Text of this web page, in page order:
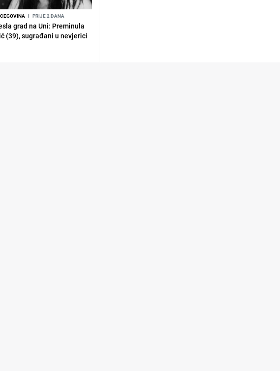
I PRIJE 2 DANA
grad na Uni: Preminula
(39), sugrađani u nevjerici